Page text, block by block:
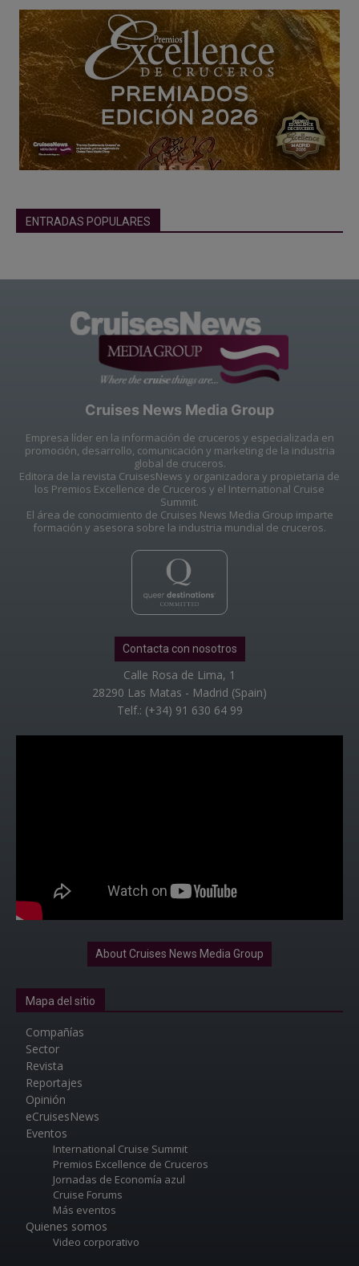
ENTRADAS POPULARES
Cruises News Media Group
Empresa líder en la información de cruceros y especializada en
promoción, desarrollo, comunicación y marketing de la industria
global de cruceros.
Editora de la revista CruisesNews y organizadora y propietaria de
los Premios Excellence de Cruceros y el International Cruise
Summit.
El área de conocimiento de Cruises News Media Group imparte
formación y asesora sobre la industria mundial de cruceros.
Contacta con nosotros
Calle Rosa de Lima, 1
28290 Las Matas - Madrid (Spain)
Telf.: (+34) 91 630 64 99
About Cruises News Media Group
Mapa del sitio
Compañías
Sector
Revista
Reportajes
Opinión
eCruisesNews
Eventos
International Cruise Summit
Premios Excellence de Cruceros
Jornadas de Economía azul
Cruise Forums
Más eventos
Quienes somos
Video corporativo